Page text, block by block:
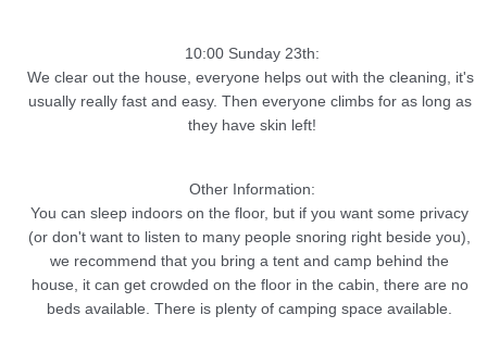
10:00 Sunday 23th:
We clear out the house, everyone helps out with the cleaning, it's
usually really fast and easy. Then everyone climbs for as long as
they have skin left!
Other Information:
You can sleep indoors on the floor, but if you want some privacy
(or don't want to listen to many people snoring right beside you),
we recommend that you bring a tent and camp behind the
house, it can get crowded on the floor in the cabin, there are no
beds available. There is plenty of camping space available.